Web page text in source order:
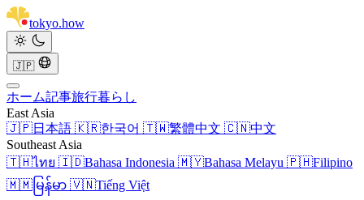
tokyo.how
🇯🇵
ホーム記事旅行暮らし
East Asia
🇯🇵日本語 🇰🇷한국어 🇹🇼繁體中文 🇨🇳中文
Southeast Asia
🇹🇭ไทย 🇮🇩Bahasa Indonesia 🇲🇾Bahasa Melayu 🇵🇭Filipino
🇲🇲 မြန်မာ 🇻🇳Tiếng Việt